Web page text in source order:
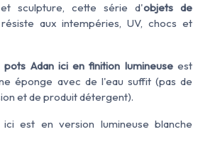
sculpture, cette série d'objets de
résiste aux intempéries, UV, chocs et
pots Adan ici en finition lumineuseest
éponge avec de l'eau suffit (pas de
et de produit détergent).
est en version lumineuse blanche